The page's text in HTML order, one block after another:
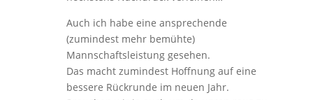
Auch ich habe eine ansprechende
(zumindest mehr bemühte)
Mannschaftsleistung gesehen.
Das macht zumindest Hoffnung auf eine
bessere Rückrunde im neuen Jahr.